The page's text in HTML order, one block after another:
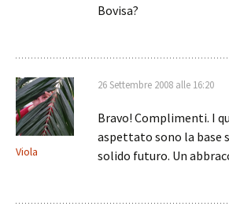
Bovisa?
Viola
26 Settembre 2008 alle 16:20
Bravo! Complimenti. I
aspettato sono la base
solido futuro. Un